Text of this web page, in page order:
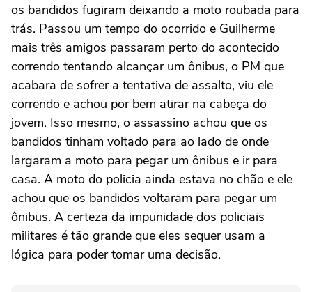
os bandidos fugiram deixando a moto roubada para
trás. Passou um tempo do ocorrido e Guilherme
mais três amigos passaram perto do acontecido
correndo tentando alcançar um ônibus, o PM que
acabara de sofrer a tentativa de assalto, viu ele
correndo e achou por bem atirar na cabeça do
jovem. Isso mesmo, o assassino achou que os
bandidos tinham voltado para ao lado de onde
largaram a moto para pegar um ônibus e ir para
casa. A moto do policia ainda estava no chão e ele
achou que os bandidos voltaram para pegar um
ônibus. A certeza da impunidade dos policiais
militares é tão grande que eles sequer usam a
lógica para poder tomar uma decisão.